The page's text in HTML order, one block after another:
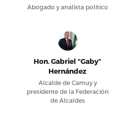
Abogado y analista político
Hon. Gabriel “Gaby”
Hernández
Alcalde de Camuy y
presidente de la Federación
de Alcaldes